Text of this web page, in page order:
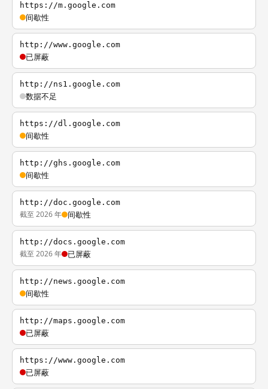
https://m.google.com
间歇性
http://www.google.com
已屏蔽
http://ns1.google.com
数据不足
https://dl.google.com
间歇性
http://ghs.google.com
间歇性
http://doc.google.com
截至 2026 年 间歇性
http://docs.google.com
截至 2026 年 已屏蔽
http://news.google.com
间歇性
http://maps.google.com
已屏蔽
https://www.google.com
已屏蔽